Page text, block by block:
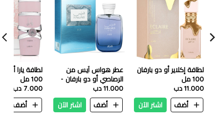
لطافة إكلاير أو دو بارفان
100 مل
11.000 دب
أضف
اشتر الآن
عطر هواس آيس من
الرصاصي أو دو بارفان -
100 مل
11.000 دب
أضف
اشتر الآن
لطافة يارا أو
100 مل
7.000 دب
أضف